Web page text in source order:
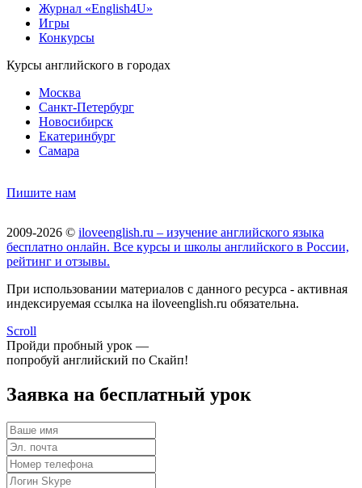
Журнал «English4U»
Игры
Конкурсы
Курсы английского в городах
Москва
Санкт-Петербург
Новосибирск
Екатеринбург
Самара
Пишите нам
2009-2026 © iloveenglish.ru – изучение английского языка
бесплатно онлайн. Все курсы и школы английского в России,
рейтинг и отзывы.
При использовании материалов с данного ресурса - активная
индексируемая ссылка на iloveenglish.ru обязательна.
Scroll
Пройди пробный урок —
попробуй английский по Скайп!
Заявка на бесплатный урок